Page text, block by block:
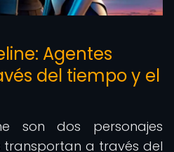
Agentes
del tiempo y el
son dos personajes
transportan a través del